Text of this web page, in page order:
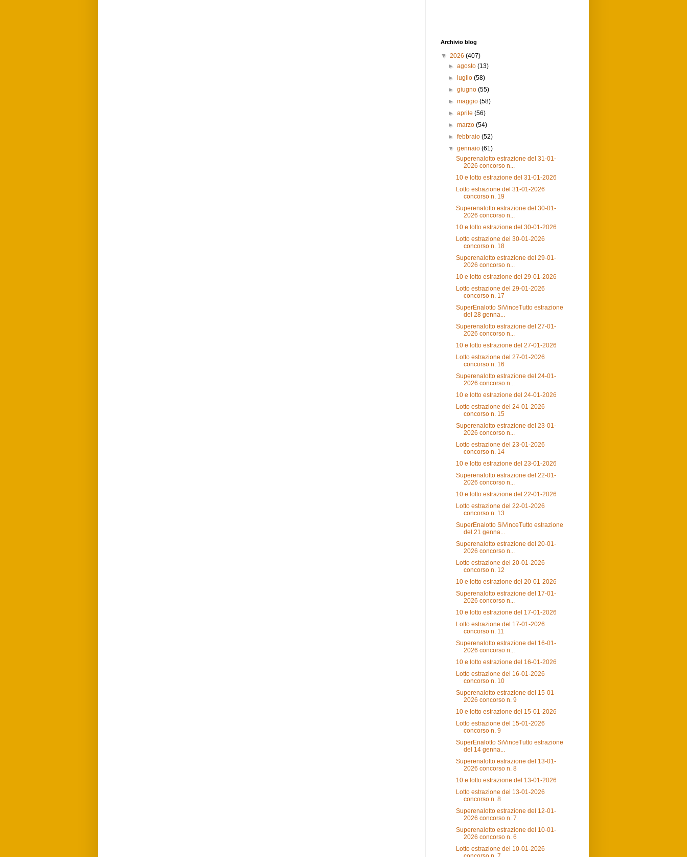
Archivio blog
▼ 2026 (407)
►agosto(13)
►
luglio(58)
►giugno(55)
►maggio(58)
►aprile(56)
►marzo(54)
►febbraio(52)
▼gennaio(61)
Superenalotto estrazione del 31-01-
2026 concorso n...
10 e lotto estrazione del 31-01-2026
Lotto estrazione del 31-01-2026
concorso n. 19
Superenalotto estrazione del 30-01-
2026 concorso n...
10 e lotto estrazione del 30-01-2026
Lotto estrazione del 30-01-2026
concorso n. 18
Superenalotto estrazione del 29-01-
2026 concorso n...
10 e lotto estrazione del 29-01-2026
Lotto estrazione del 29-01-2026
concorso n. 17
SuperEnalotto SiVinceTutto estrazione
del 28 genna...
Superenalotto estrazione del 27-01-
2026 concorso n...
10 e lotto estrazione del 27-01-2026
Lotto estrazione del 27-01-2026
concorso n. 16
Superenalotto estrazione del 24-01-
2026 concorso n...
10 e lotto estrazione del 24-01-2026
Lotto estrazione del 24-01-2026
concorso n. 15
Superenalotto estrazione del 23-01-
2026 concorso n...
Lotto estrazione del 23-01-2026
concorso n. 14
10 e lotto estrazione del 23-01-2026
Superenalotto estrazione del 22-01-
2026 concorso n...
10 e lotto estrazione del 22-01-2026
Lotto estrazione del 22-01-2026
concorso n. 13
SuperEnalotto SiVinceTutto estrazione
del 21 genna...
Superenalotto estrazione del 20-01-
2026 concorso n...
Lotto estrazione del 20-01-2026
concorso n. 12
10 e lotto estrazione del 20-01-2026
Superenalotto estrazione del 17-01-
2026 concorso n...
10 e lotto estrazione del 17-01-2026
Lotto estrazione del 17-01-2026
concorso n. 11
Superenalotto estrazione del 16-01-
2026 concorso n...
10 e lotto estrazione del 16-01-2026
Lotto estrazione del 16-01-2026
concorso n. 10
Superenalotto estrazione del 15-01-
2026 concorso n. 9
10 e lotto estrazione del 15-01-2026
Lotto estrazione del 15-01-2026
concorso n. 9
SuperEnalotto SiVinceTutto estrazione
del 14 genna...
Superenalotto estrazione del 13-01-
2026 concorso n. 8
10 e lotto estrazione del 13-01-2026
Lotto estrazione del 13-01-2026
concorso n. 8
Superenalotto estrazione del 12-01-
2026 concorso n. 7
Superenalotto estrazione del 10-01-
2026 concorso n. 6
Lotto estrazione del 10-01-2026